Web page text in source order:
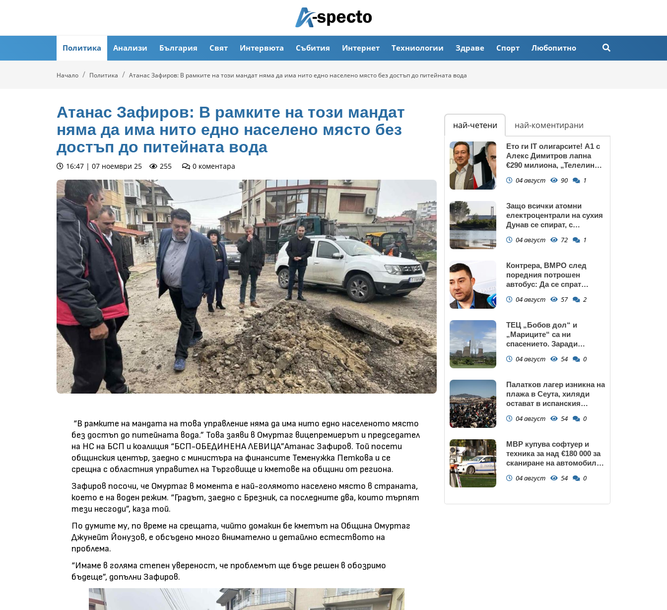
Политика Анализи България Свят Интервюта Събития Интернет Техниологии Здраве Спорт Любопитно
Начало Политика Атанас Зафиров: В рамките на този мандат няма да има нито едно населено място без достъп до питейната вода
Атанас Зафиров: В рамките на този мандат
няма да има нито едно населено място без
достъп до питейната вода
16:47 | 07 ноември 25 255 0 коментара
“В рамките на мандата на това управление няма да има нито едно населеното място
без достъп до питейната вода.” Това заяви в Омуртаг вицепремиерът и председател
на НС на БСП и коалиция “БСП-ОБЕДИНЕНА ЛЕВИЦА”Атанас Зафиров. Той посети
общинския център, заедно с министъра на финансите Теменужка Петкова и се
срещна с областния управител на Търговище и кметове на общини от региона.
Зафиров посочи, че Омуртаг в момента е най-голямото населено място в страната,
което е на воден режим. “Градът, заедно с Брезник, са последните два, които търпят
тези несгоди”, каза той.
По думите му, по време на срещата, чийто домакин бе кметът на Община Омуртаг
Джунейт Йонузов, е обсъдено много внимателно и детайлно естеството на
проблема.
“Имаме в голяма степен увереност, че проблемът ще бъде решен в обозримо
бъдеще”, допълни Зафиров.
най-четени най-коментирани
Ето ги IT олигарсите! А1 с
Алекс Димитров лапна
€290 милиона, „Телелинк”
млн. евро БЕЗ
04 август 90 1
Защо всички атомни
електроцентрали на сухия
Дунав се спират, с
"Козлодуй"?
04 август 72 1
Контрера, ВМРО след
поредния потрошен
автобус: Да се спрат
махали и гета в София!
04 август 57 2
ТЕЦ „Бобов дол“ и
„Мариците“ са ни
спасението. Заради
Козлодуй може да спре
04 август 54 0
Палатков лагер изникна на
плажа в Сеута, хиляди
остават в испанския
04 август 54 0
МВР купува софтуер и
техника за над €180 000 за
сканиране на автомобили
04 август 54 0